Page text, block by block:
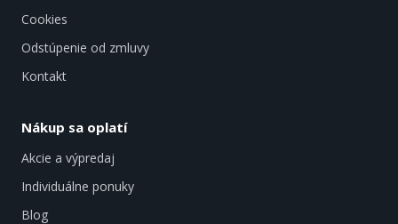
Cookies
Odstúpenie od zmluvy
Kontakt
Nákup sa oplatí
Akcie a výpredaj
Individuálne ponuky
Blog